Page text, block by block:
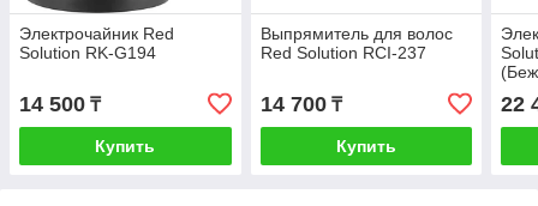
Электрочайник Red
Solution RK-G194
14 500 ₸
Купить
Выпрямитель для волос
Red Solution RCI-237
14 700₸
Купить
22